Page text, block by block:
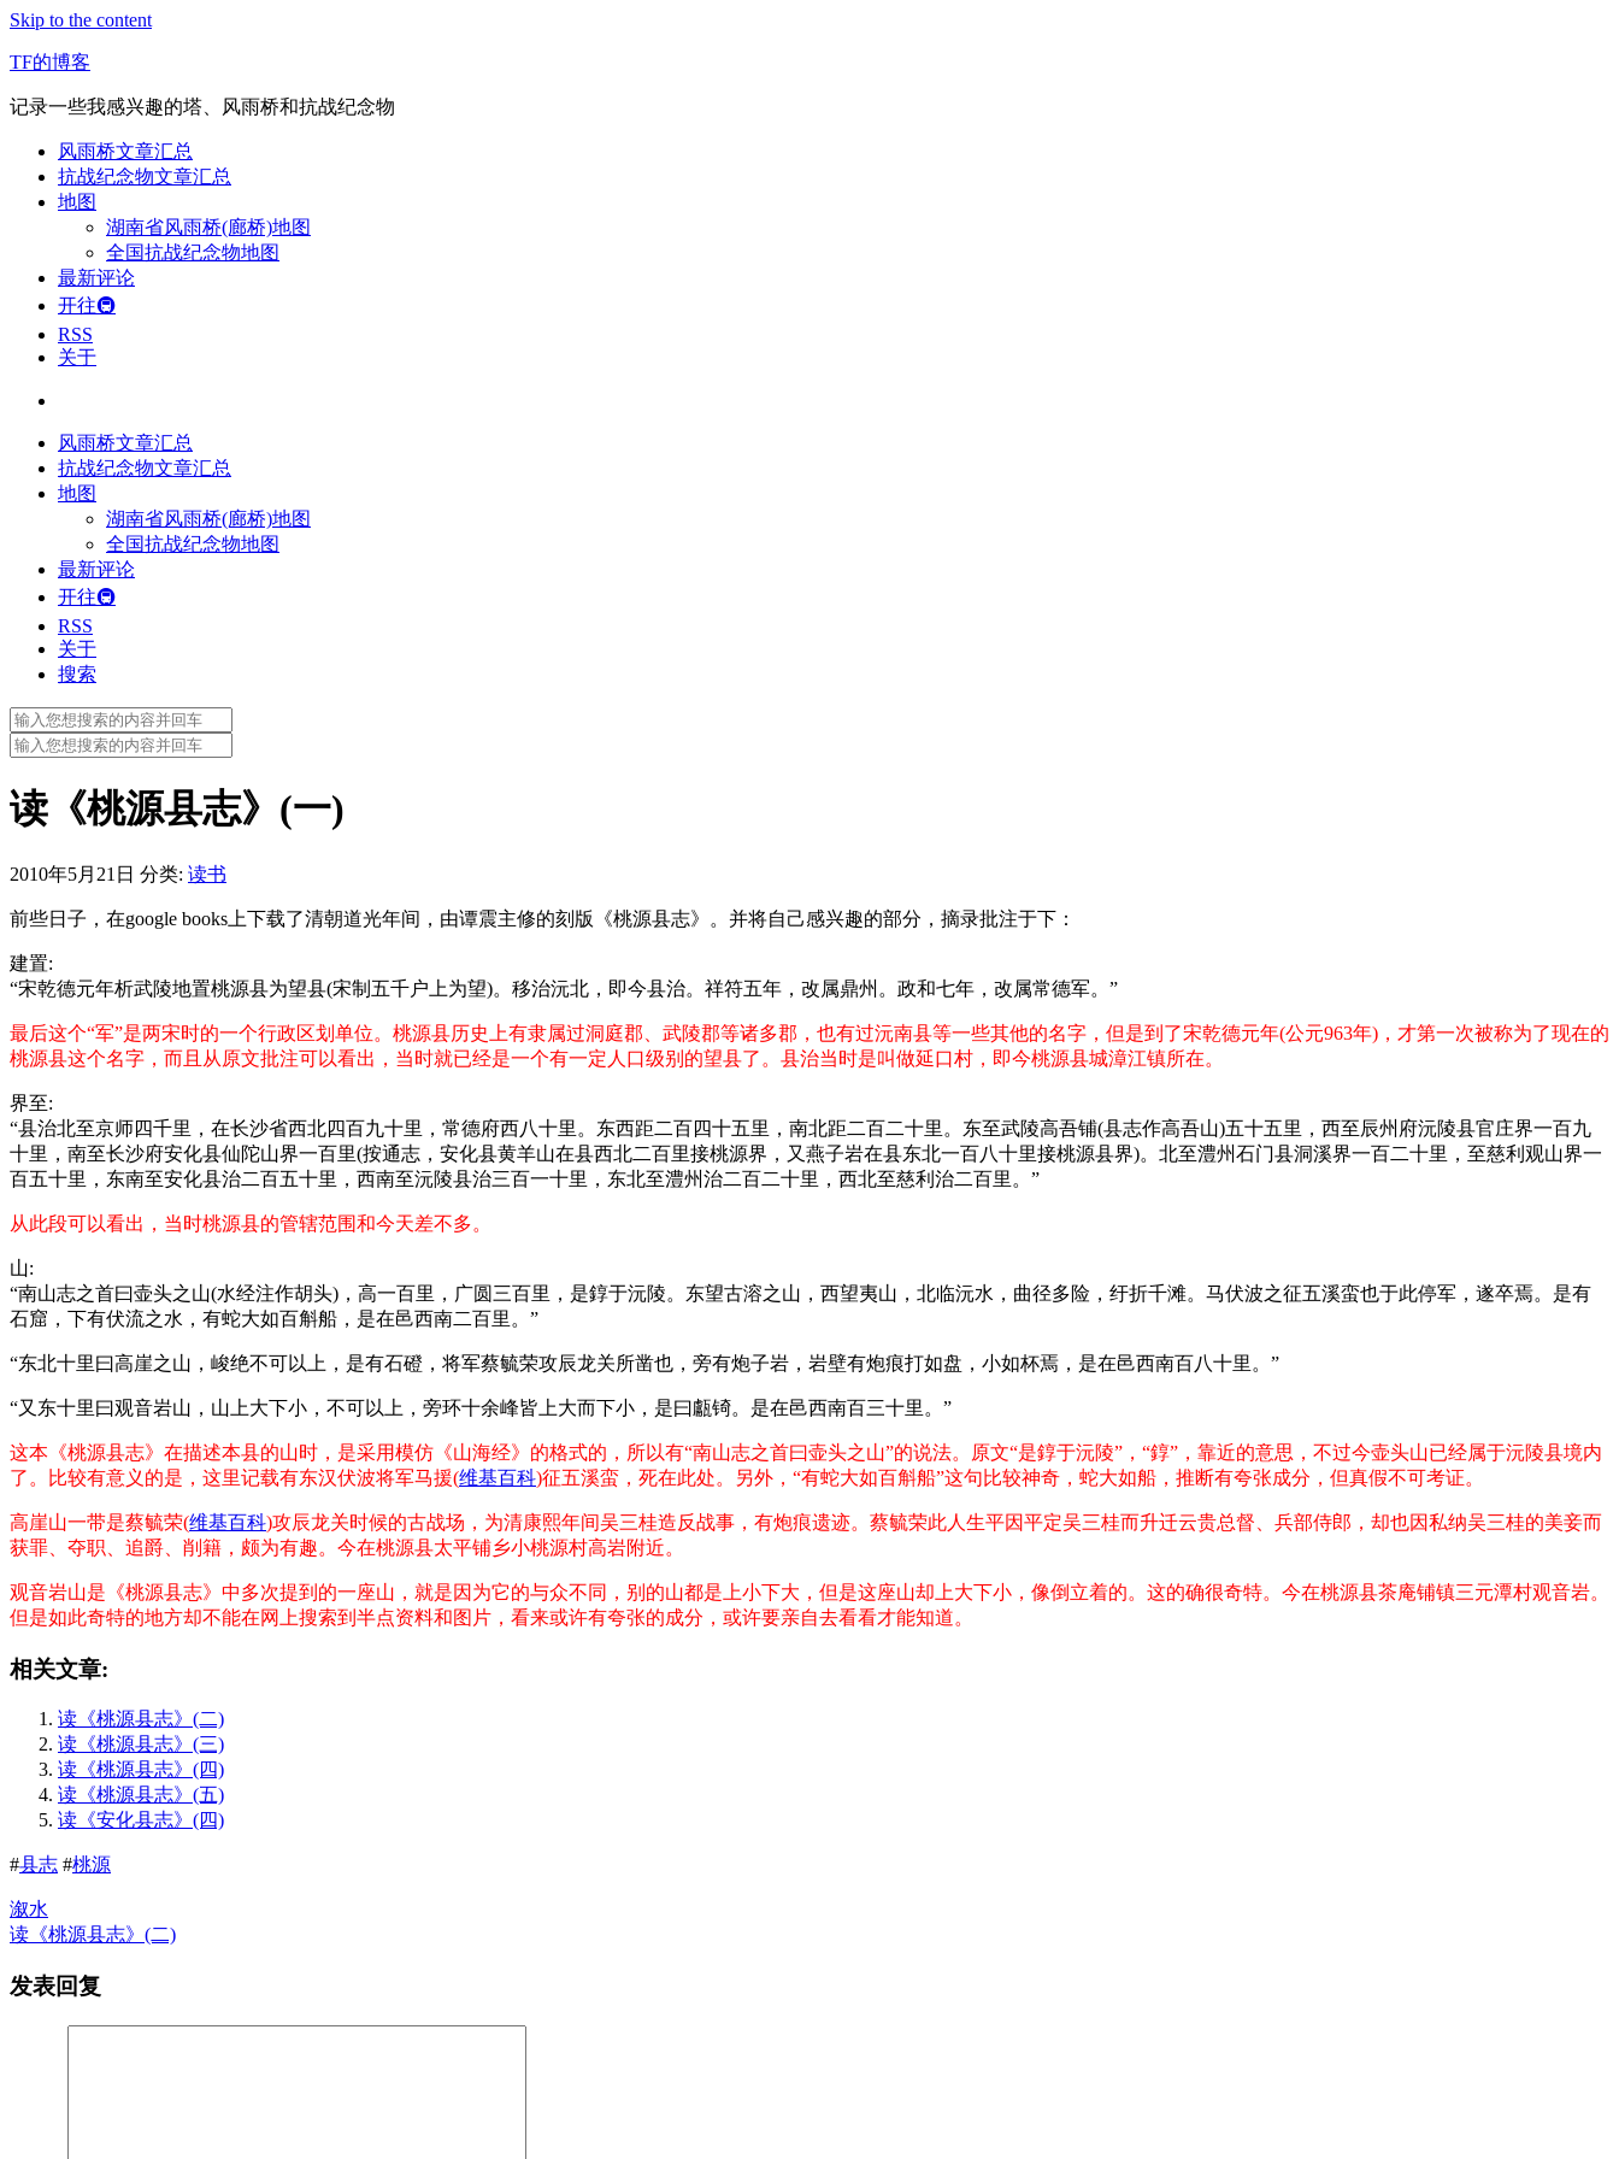
Skip to the content
TF的博客
记录一些我感兴趣的塔、风雨桥和抗战纪念物
风雨桥文章汇总
抗战纪念物文章汇总
地图
湖南省风雨桥(廊桥)地图
全国抗战纪念物地图
最新评论
开往🚇
RSS
关于
风雨桥文章汇总
抗战纪念物文章汇总
地图
湖南省风雨桥(廊桥)地图
全国抗战纪念物地图
最新评论
开往🚇
RSS
关于
搜索
Search
for:
Search
for:
读《桃源县志》(一)
2010年5月21日 分类: 读书
前些日子，在google books上下载了清朝道光年间，由谭震主修的刻版《桃源县志》。并将自己感兴趣的部分，摘录批注于下：
建置:
“宋乾德元年析武陵地置桃源县为望县(宋制五千户上为望)。移治沅北，即今县治。祥符五年，改属鼎州。政和七年，改属常德军。”
最后这个“军”是两宋时的一个行政区划单位。桃源县历史上有隶属过洞庭郡、武陵郡等诸多郡，也有过沅南县等一些其他的名字，但是到了宋乾德元年(公元963年)，才第一次被称为了现在的
桃源县这个名字，而且从原文批注可以看出，当时就已经是一个有一定人口级别的望县了。县治当时是叫做延口村，即今桃源县城漳江镇所在。
界至:
“县治北至京师四千里，在长沙省西北四百九十里，常德府西八十里。东西距二百四十五里，南北距二百二十里。东至武陵高吾铺(县志作高吾山)五十五里，西至辰州府沅陵县官庄界一百九
十里，南至长沙府安化县仙陀山界一百里(按通志，安化县黄羊山在县西北二百里接桃源界，又燕子岩在县东北一百八十里接桃源县界)。北至澧州石门县洞溪界一百二十里，至慈利观山界一
百五十里，东南至安化县治二百五十里，西南至沅陵县治三百一十里，东北至澧州治二百二十里，西北至慈利治二百里。”
从此段可以看出，当时桃源县的管辖范围和今天差不多。
山:
“南山志之首曰壶头之山(水经注作胡头)，高一百里，广圆三百里，是錞于沅陵。东望古溶之山，西望夷山，北临沅水，曲径多险，纡折千滩。马伏波之征五溪蛮也于此停军，遂卒焉。是有
石窟，下有伏流之水，有蛇大如百斛船，是在邑西南二百里。”
“东北十里曰高崖之山，峻绝不可以上，是有石磴，将军蔡毓荣攻辰龙关所凿也，旁有炮子岩，岩壁有炮痕打如盘，小如杯焉，是在邑西南百八十里。”
“又东十里曰观音岩山，山上大下小，不可以上，旁环十余峰皆上大而下小，是曰甗锜。是在邑西南百三十里。”
这本《桃源县志》在描述本县的山时，是采用模仿《山海经》的格式的，所以有“南山志之首曰壶头之山”的说法。原文“是錞于沅陵”，“錞”，靠近的意思，不过今壶头山已经属于沅陵县境内
了。比较有意义的是，这里记载有东汉伏波将军马援(维基百科)征五溪蛮，死在此处。另外，“有蛇大如百斛船”这句比较神奇，蛇大如船，推断有夸张成分，但真假不可考证。
高崖山一带是蔡毓荣(维基百科)攻辰龙关时候的古战场，为清康熙年间吴三桂造反战事，有炮痕遗迹。蔡毓荣此人生平因平定吴三桂而升迁云贵总督、兵部侍郎，却也因私纳吴三桂的美妾而
获罪、夺职、追爵、削籍，颇为有趣。今在桃源县太平铺乡小桃源村高岩附近。
观音岩山是《桃源县志》中多次提到的一座山，就是因为它的与众不同，别的山都是上小下大，但是这座山却上大下小，像倒立着的。这的确很奇特。今在桃源县茶庵铺镇三元潭村观音岩。
但是如此奇特的地方却不能在网上搜索到半点资料和图片，看来或许有夸张的成分，或许要亲自去看看才能知道。
相关文章:
读《桃源县志》(二)
读《桃源县志》(三)
读《桃源县志》(四)
读《桃源县志》(五)
读《安化县志》(四)
#县志 #桃源
溆水
读《桃源县志》(二)
发表回复